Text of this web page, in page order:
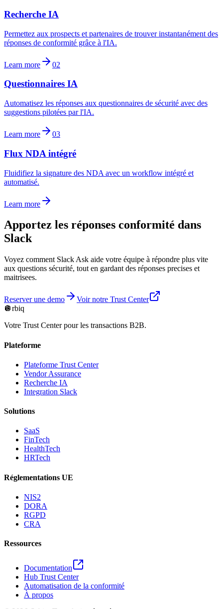
Recherche IA
Permettez aux prospects et partenaires de trouver instantanément des
réponses de conformité grâce à l'IA.
Learn more 02
Questionnaires IA
Automatisez les réponses aux questionnaires de sécurité avec des
suggestions pilotées par l'IA.
Learn more 03
Flux NDA intégré
Fluidifiez la signature des NDA avec un workflow intégré et
automatisé.
Learn more
Apportez les réponses conformité dans
Slack
Voyez comment Slack Ask aide votre équipe à répondre plus vite
aux questions sécurité, tout en gardant des réponses precises et
maitrisees.
Reserver une demo
Voir notre Trust Center
🪩rbiq
Votre Trust Center pour les transactions B2B.
Plateforme
Plateforme Trust Center
Vendor Assurance
Recherche IA
Integration Slack
Solutions
SaaS
FinTech
HealthTech
HRTech
Réglementations UE
NIS2
DORA
RGPD
CRA
Ressources
Documentation
Hub Trust Center
Automatisation de la conformité
À propos